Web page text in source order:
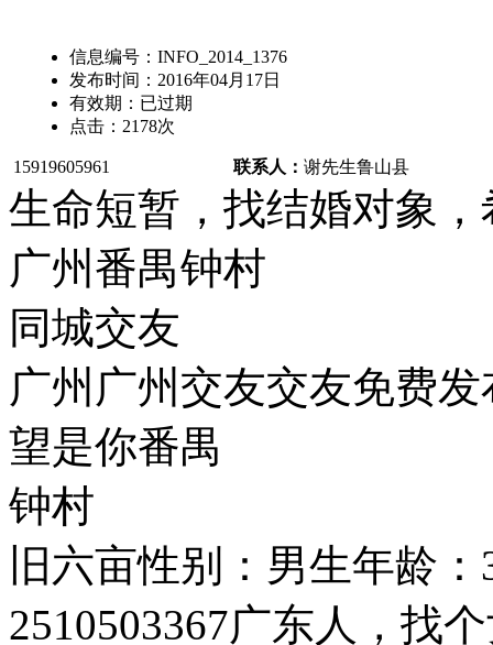
信息编号： INFO_2014_1376
发布时间： 2016年04月17日
有效期： 已过期
点击： 2178次
15919605961 联系人： 谢先生鲁山县
生命短暂，找结婚对象
广州番禺钟村
同城交友
广州广州交友交友免费
望是你番禺
钟村
旧六亩性别：男生年龄
2510503367广东人，找